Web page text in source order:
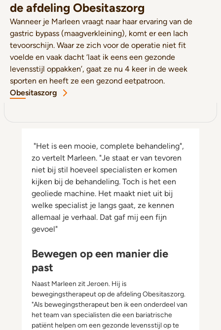
de afdeling Obesitaszorg
Wanneer je Marleen vraagt naar haar ervaring van de
gastric bypass (maagverkleining), komt er een lach
tevoorschijn. Waar ze zich voor de operatie niet fit
voelde en vaak dacht ‘laat ik eens een gezonde
levensstijl oppakken’, gaat ze nu 4 keer in de week
sporten en heeft ze een gezond eetpatroon.
Obesitaszorg
"Het is een mooie, complete behandeling",
zo vertelt Marleen. "Je staat er van tevoren
niet bij stil hoeveel specialisten er komen
kijken bij de behandeling. Toch is het een
geoliede machine. Het maakt niet uit bij
welke specialist je langs gaat, ze kennen
allemaal je verhaal. Dat gaf mij een fijn
gevoel"
Bewegen op een manier die
past
Naast Marleen zit Jeroen. Hij is
bewegingstherapeut op de afdeling Obesitaszorg.
"Als bewegingstherapeut ben ik een onderdeel van
het team van specialisten die een bariatrische
patiënt helpen om een gezonde levensstijl op te